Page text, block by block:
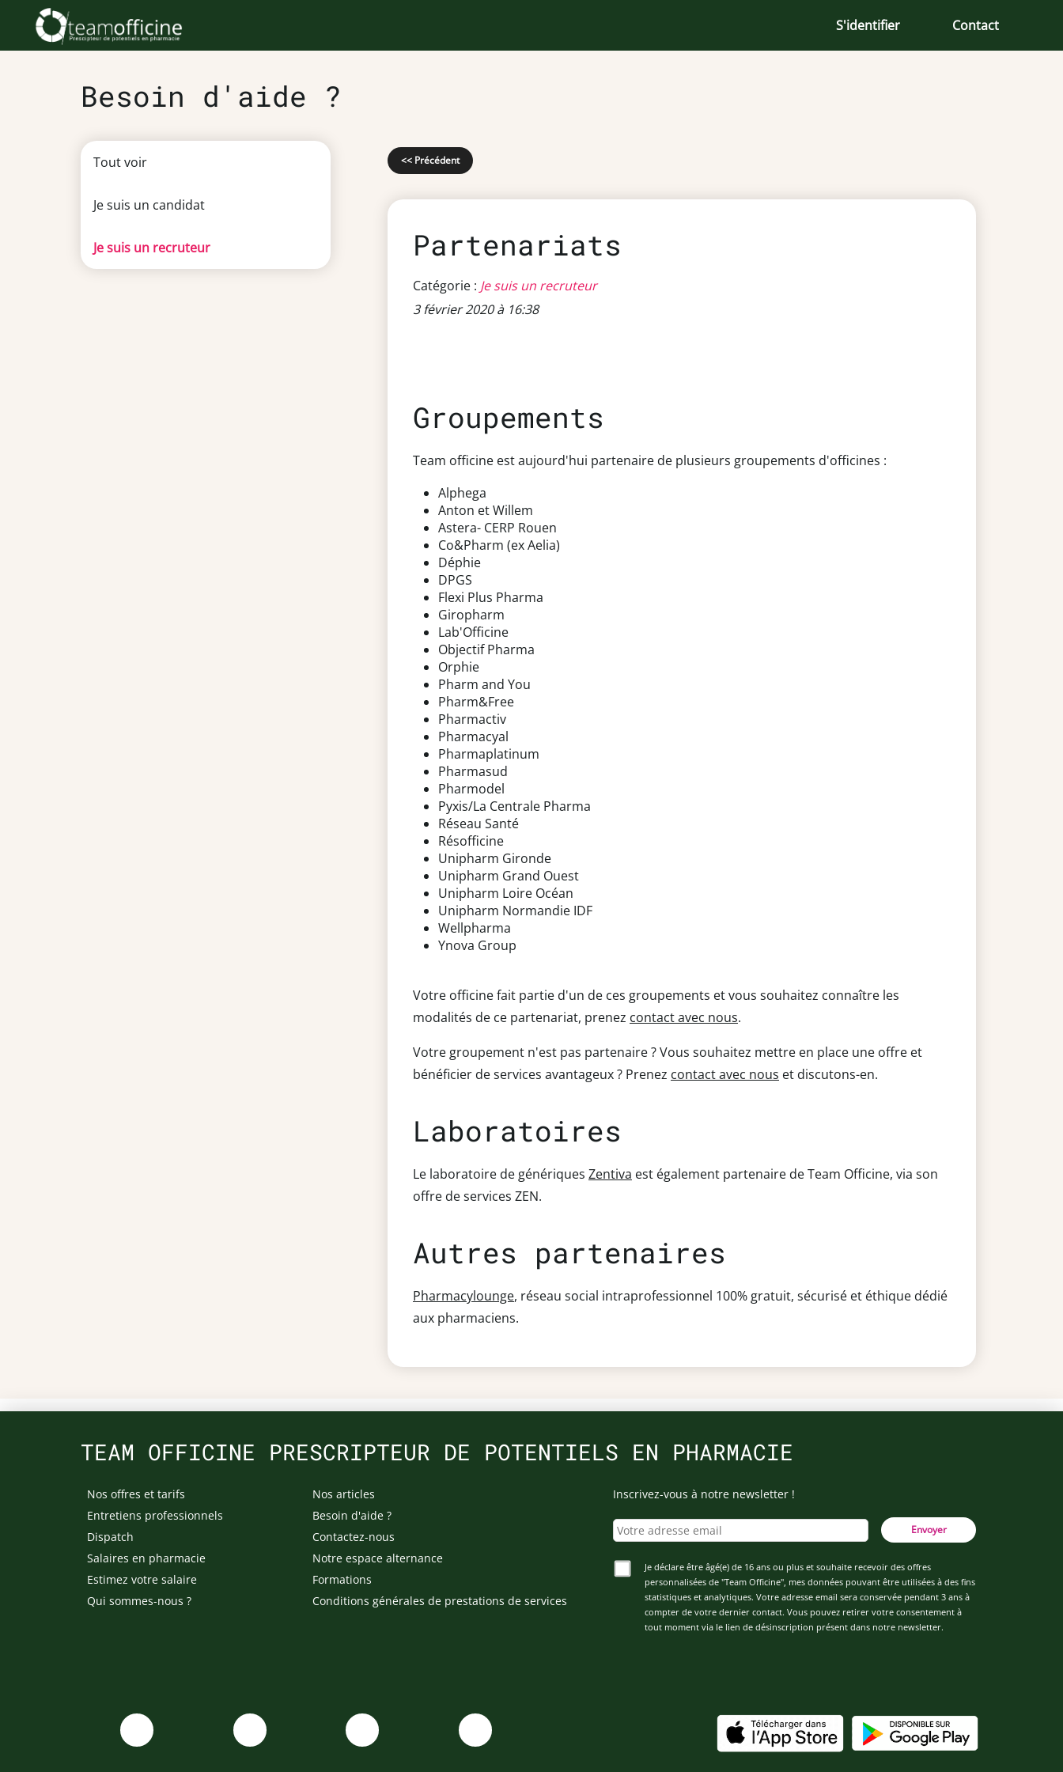
S'identifier Contact
Besoin d'aide ?
Tout voir
Je suis un candidat
Je suis un recruteur
<< Précédent
Partenariats
Catégorie : Je suis un recruteur
3 février 2020 à 16:38
Groupements
Team officine est aujourd'hui partenaire de plusieurs groupements d'officines :
Alphega
Anton et Willem
Astera- CERP Rouen
Co&Pharm (ex Aelia)
Déphie
DPGS
Flexi Plus Pharma
Giropharm
Lab'Officine
Objectif Pharma
Orphie
Pharm and You
Pharm&Free
Pharmactiv
Pharmacyal
Pharmaplatinum
Pharmasud
Pharmodel
Pyxis/La Centrale Pharma
Réseau Santé
Résofficine
Unipharm Gironde
Unipharm Grand Ouest
Unipharm Loire Océan
Unipharm Normandie IDF
Wellpharma
Ynova Group
Votre officine fait partie d'un de ces groupements et vous souhaitez connaître les
modalités de ce partenariat, prenez contact avec nous.
Votre groupement n'est pas partenaire ? Vous souhaitez mettre en place une offre et
bénéficier de services avantageux ? Prenez contact avec nous et discutons-en.
Laboratoires
Le laboratoire de génériques Zentiva est également partenaire de Team Officine, via son
offre de services ZEN.
Autres partenaires
Pharmacylounge, réseau social intraprofessionnel 100% gratuit, sécurisé et éthique dédié
aux pharmaciens.
TEAM OFFICINE PRESCRIPTEUR DE POTENTIELS EN PHARMACIE
Nos offres et tarifs
Entretiens professionnels
Dispatch
Salaires en pharmacie
Estimez votre salaire
Qui sommes-nous ?
Nos articles
Besoin d'aide ?
Contactez-nous
Notre espace alternance
Formations
Conditions générales de prestations de services
Inscrivez-vous à notre newsletter !
Envoyer
Je déclare être âgé(e) de 16 ans ou plus et souhaite recevoir des offres
personnalisées de "Team Officine", mes données pouvant être utilisées à des fins
statistiques et analytiques. Votre adresse email sera conservée pendant 3 ans à
compter de votre dernier contact. Vous pouvez retirer votre consentement à
tout moment via le lien de désinscription présent dans notre newsletter.